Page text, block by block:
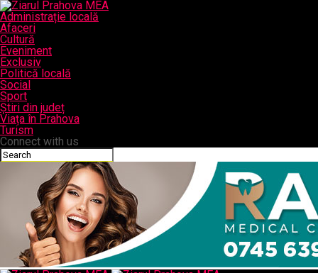
Administrație locală
Afaceri
Cultură
Eveniment
Exclusiv
Politică locală
Social
Sport
Știri din județ
Viața în Prahova
Turism
Connect with us